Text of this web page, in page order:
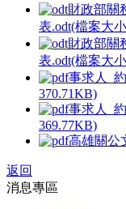
財政部關
表.odt(檔案大
財政部關
表.odt(檔案大
事求人_
370.71KB)
事求人_
369.77KB)
高雄關公
返回
消息專區